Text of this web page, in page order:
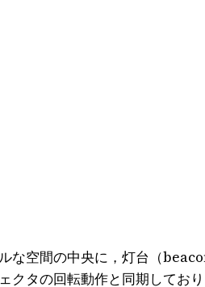
空間の中央に，灯台（
タの回転動作と同期してお